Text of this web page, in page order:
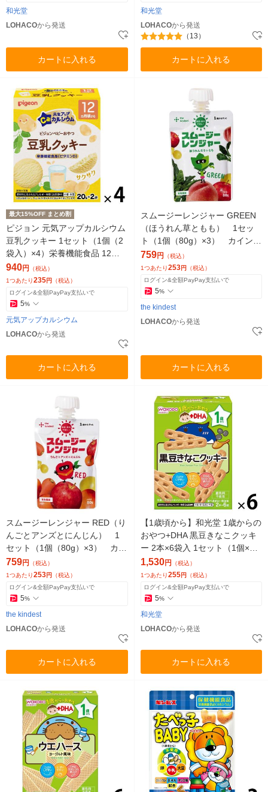
和光堂
LOHACOから発送
カートに入れる
和光堂
LOHACOから発送
（13）
カートに入れる
最大15%OFF まとめ割
ピジョン 元気アップカルシウム
豆乳クッキー 1セット（1個（2
袋入）×4）栄養機能食品 12ヵ
月頃から ベビーおやつ
940円 （税込）
1つあたり235円 （税込）
ログイン&全額PayPay支払いで
5%
元気アップカルシウム
LOHACOから発送
カートに入れる
スムージーレンジャー GREEN
（ほうれん草ともも） 1セッ
ト（1個（80g）×3） カインデ
スト
759円 （税込）
1つあたり253円 （税込）
ログイン&全額PayPay支払いで
5%
the kindest
LOHACOから発送
カートに入れる
スムージーレンジャー RED（り
んごとアンズとにんじん） 1
セット（1個（80g）×3） カイ
ンデスト
759円
（税込）
1つあたり253円 （税込）
ログイン&全額PayPay支払いで
5%
the kindest
LOHACOから発送
カートに入れる
【1歳頃から】和光堂 1歳からの
おやつ+DHA 黒豆きなこクッキ
ー 2本×6袋入 1セット（1個×
6） アサヒグループ食品
1,530円
（税込）
1つあたり255円 （税込）
ログイン&全額PayPay支払いで
5%
和光堂
LOHACOから発送
カートに入れる